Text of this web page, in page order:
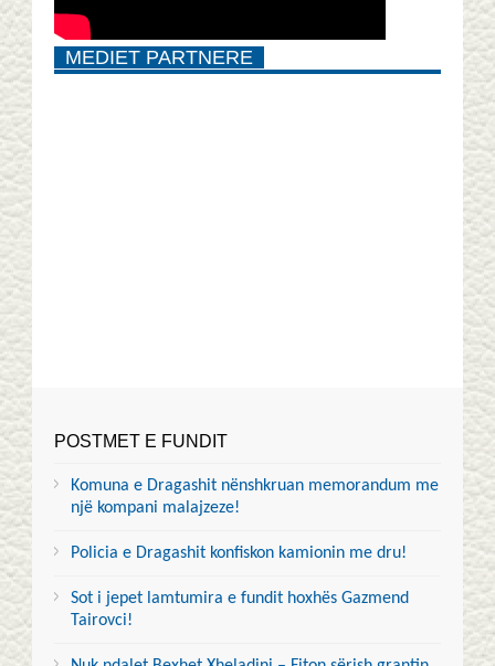
MEDIET PARTNERE
POSTMET E FUNDIT
Komuna e Dragashit nënshkruan memorandum me
një kompani malajzeze!
Policia e Dragashit konfiskon kamionin me dru!
Sot i jepet lamtumira e fundit hoxhës Gazmend
Tairovci!